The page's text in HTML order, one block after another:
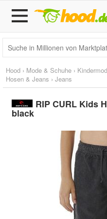
Hood › Mode & Schuhe ›
Hosen & Jeans › Jeans
RIP CURL Kids
black